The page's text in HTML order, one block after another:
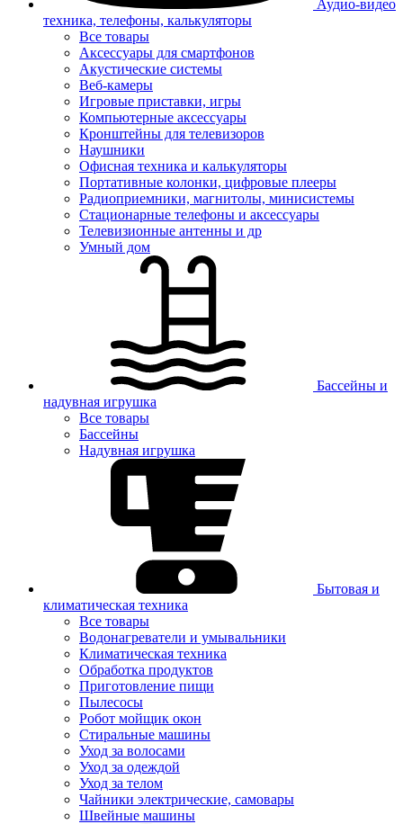
Аудио-видео
техника, телефоны, калькуляторы
Все товары
Аксессуары для смартфонов
Акустические системы
Веб-камеры
Игровые приставки, игры
Компьютерные аксессуары
Кронштейны для телевизоров
Наушники
Офисная техника и калькуляторы
Портативные колонки, цифровые плееры
Радиоприемники, магнитолы, минисистемы
Стационарные телефоны и аксессуары
Телевизионные антенны и др
Умный дом
Бассейны и
надувная игрушка
Все товары
Бассейны
Надувная игрушка
Бытовая и
климатическая техника
Все товары
Водонагреватели и умывальники
Климатическая техника
Обработка продуктов
Приготовление пищи
Пылесосы
Робот мойщик окон
Стиральные машины
Уход за волосами
Уход за одеждой
Уход за телом
Чайники электрические, самовары
Швейные машины